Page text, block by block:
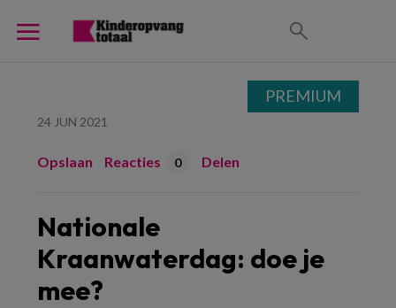
24 JUN 2021
Opslaan Reacties 0 Delen
Nationale
Kraanwaterdag: doe je
mee?
PREMIUM